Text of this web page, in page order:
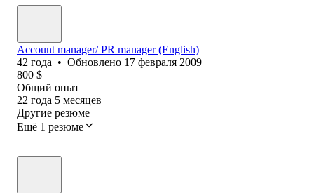
Account manager/ PR manager (English)
42 года • Обновлено 17 февраля 2009
800 $
Общий опыт
22 года 5 месяцев
Другие резюме
Ещё 1 резюме